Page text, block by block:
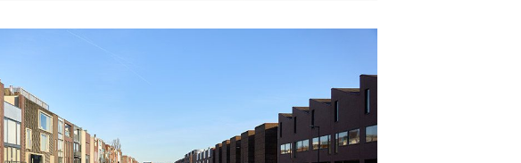
Erstellen eines neuen Passworts wird an deine E-
gesendet.